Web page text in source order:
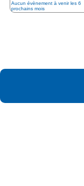
Aucun évènement à venir les 6
prochains mois